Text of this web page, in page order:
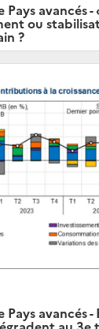
avancés
ou
?
avancés -